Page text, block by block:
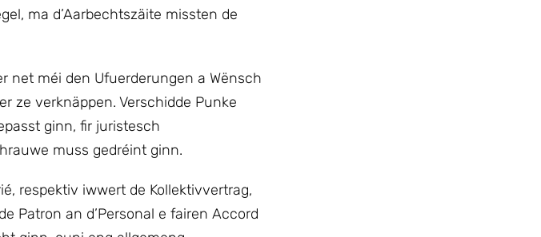
ma d’Aarbechtszäite missten de
net méi den Ufuerderungen a Wënsch
ze verknäppen. Verschidde Punke
ginn, fir juristesch
muss gedréint ginn.
respektiv iwwert de Kollektivvertrag,
Patron an d’Personal e fairen Accord